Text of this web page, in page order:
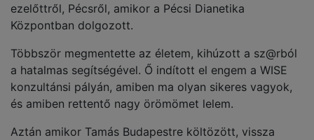
ezelőttről, Pécsről, amikor a Pécsi Dianetika
Központban dolgozott.
Többször megmentette az életem, kihúzott a sz@rból
a hatalmas segítségével. Ő indított el engem a WISE
konzultánsi pályán, amiben ma olyan sikeres vagyok,
és amiben rettentő nagy örömömet lelem.
Aztán amikor Tamás Budapestre költözött, vissza